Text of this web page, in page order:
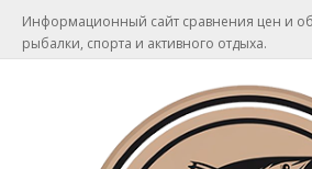
Информационный сайт сравнения цен и
рыбалки, спорта и активного отдыха.